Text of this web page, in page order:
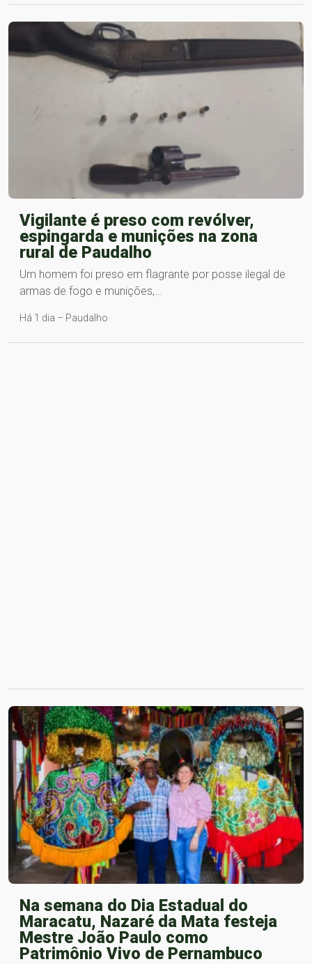
Vigilante é preso com revólver,
espingarda e munições na zona
rural de Paudalho
Um homem foi preso em flagrante por posse ilegal de
armas de fogo e munições,…
Há 1 dia – Paudalho
Na semana do Dia Estadual do
Maracatu, Nazaré da Mata festeja
Mestre João Paulo como
Patrimônio Vivo de Pernambuco